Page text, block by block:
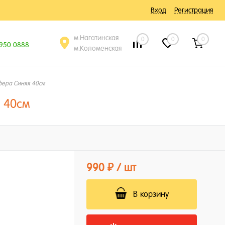
Вход Регистрация
0888
м.Нагатинская
м.Коломенская
0 0 0
Синяя 40см
990 ₽ / шт
В корзину